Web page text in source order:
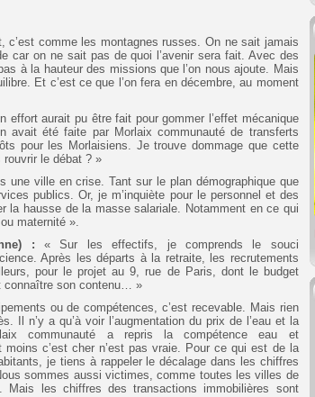
c’est comme les montagnes russes. On ne sait jamais
car on ne sait pas de quoi l’avenir sera fait. Avec des
à la hauteur des missions que l’on nous ajoute. Mais
Et c’est ce que l’on fera en décembre, au moment
effort aurait pu être fait pour gommer l’effet mécanique
avait été faite par Morlaix communauté de transferts
pour les Morlaisiens. Je trouve dommage que cette
rouvrir le débat ? »
une ville en crise. Tant sur le plan démographique que
publics. Or, je m’inquiète pour le personnel et des
la hausse de la masse salariale. Notamment en ce qui
maternité ».
: « Sur les effectifs, je comprends le souci
Après les départs à la retraite, les recrutements
pour le projet au 9, rue de Paris, dont le budget
connaître son contenu… »
ou de compétences, c’est recevable. Mais rien
Il n’y a qu’à voir l’augmentation du prix de l’eau et la
communauté a repris la compétence eau et
moins c’est cher n’est pas vraie. Pour ce qui est de la
je tiens à rappeler le décalage dans les chiffres
sommes aussi victimes, comme toutes les villes de
Mais les chiffres des transactions immobilières sont